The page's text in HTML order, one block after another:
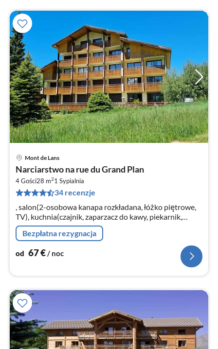
Mont de Lans
Narciarstwo na rue du Grand Plan
4 Gości28 m21 Sypialnia
34 recenzje
, salon(2-osobowa kanapa rozkładana, łóżko piętrowe,
TV), kuchnia(czajnik, zaparzacz do kawy, piekarnik,
kuchenka mikrofalowa, zmywarka do naczyń, lodówka, ),
łazienka(duża wanna)
Bezpłatna rezygnacja
od 67€/ noc